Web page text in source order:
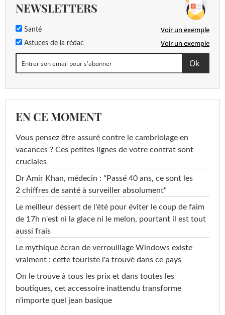
NEWSLETTERS
Santé Voir un exemple
Astuces de la rédac Voir un exemple
EN CE MOMENT
Vous pensez être assuré contre le cambriolage en
vacances ? Ces petites lignes de votre contrat sont
cruciales
Dr Amir Khan, médecin : "Passé 40 ans, ce sont les
2 chiffres de santé à surveiller absolument"
Le meilleur dessert de l'été pour éviter le coup de faim
de 17h n'est ni la glace ni le melon, pourtant il est tout
aussi frais
Le mythique écran de verrouillage Windows existe
vraiment : cette touriste l'a trouvé dans ce pays
On le trouve à tous les prix et dans toutes les
boutiques, cet accessoire inattendu transforme
n'importe quel jean basique